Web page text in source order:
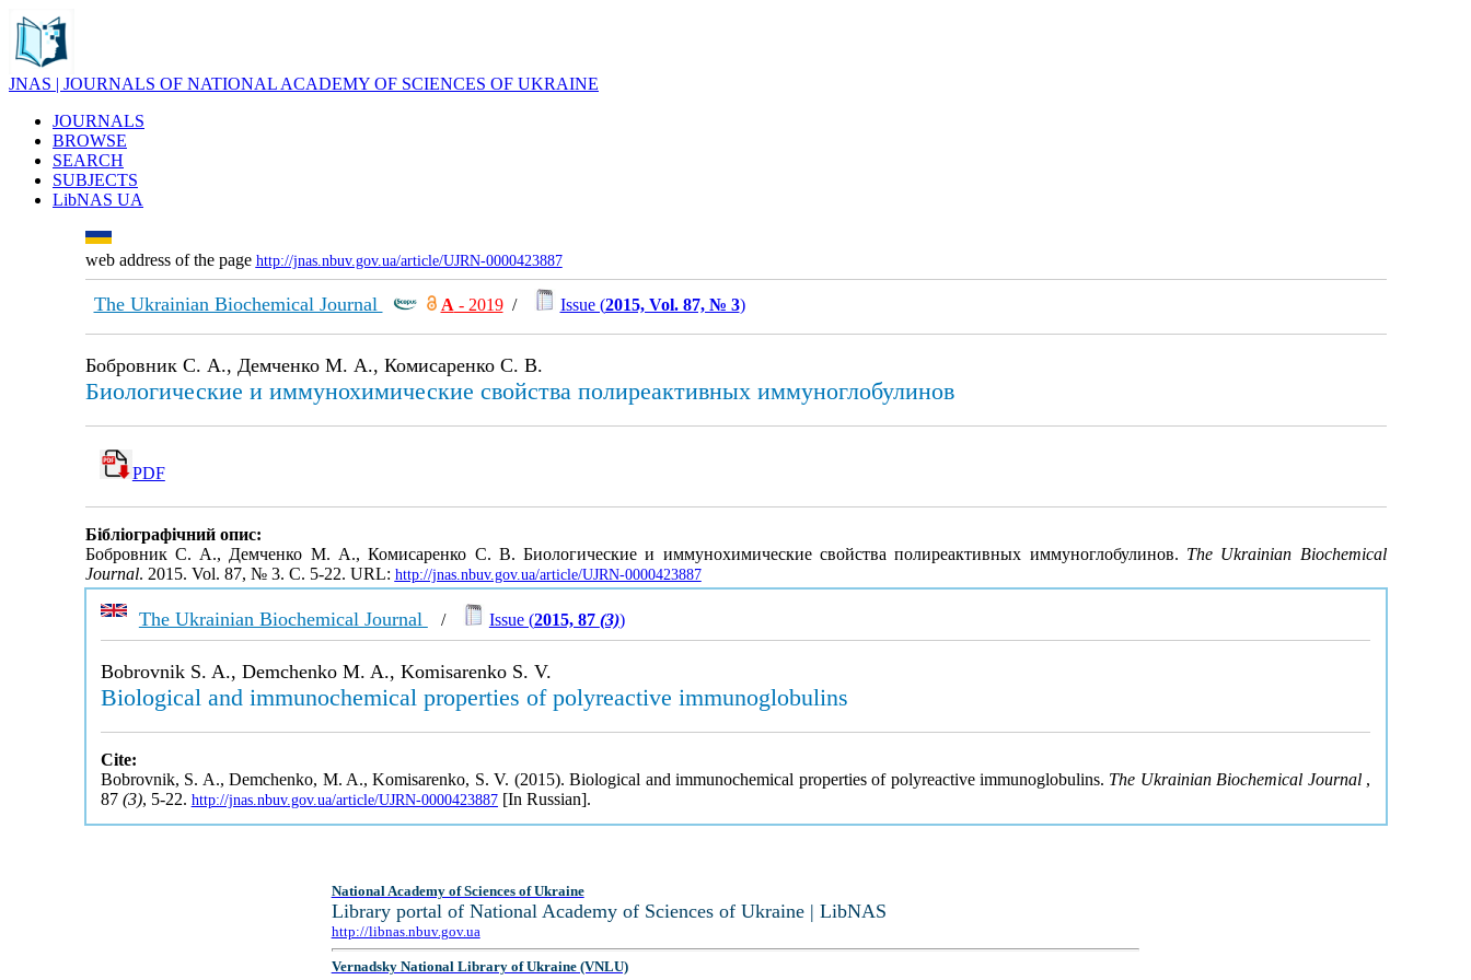
JNAS | JOURNALS OF NATIONAL ACADEMY OF SCIENCES OF UKRAINE
JOURNALS
BROWSE
SEARCH
SUBJECTS
LibNAS UA
web address of the page http://jnas.nbuv.gov.ua/article/UJRN-0000423887
The Ukrainian Biochemical Journal А - 2019/ Issue (2015, Vol. 87, № 3)
Бобровник С. А., Демченко М. А., Комисаренко С. В.
Биологические и иммунохимические свойства полиреактивных иммуноглобулинов
PDF
Бібліографічний опис:
Бобровник С. А., Демченко М. А., Комисаренко С. В. Биологические и иммунохимические свойства полиреактивных иммуноглобулинов. The Ukrainian Biochemical
Journal. 2015. Vol. 87, № 3. С. 5-22. URL: http://jnas.nbuv.gov.ua/article/UJRN-0000423887
The Ukrainian Biochemical Journal / Issue (2015, 87 (3))
Bobrovnik S. A., Demchenko M. A., Komisarenko S. V.
Biological and immunochemical properties of polyreactive immunoglobulins
Cite:
Bobrovnik, S. A., Demchenko, M. A., Komisarenko, S. V. (2015). Biological and immunochemical properties of polyreactive immunoglobulins. The Ukrainian Biochemical Journal ,
87 (3), 5-22. http://jnas.nbuv.gov.ua/article/UJRN-0000423887[In Russian].
National Academy of Sciences of Ukraine
Library portal of National Academy of Sciences of Ukraine | LibNAS
http://libnas.nbuv.gov.ua
Vernadsky National Library of Ukraine (VNLU)